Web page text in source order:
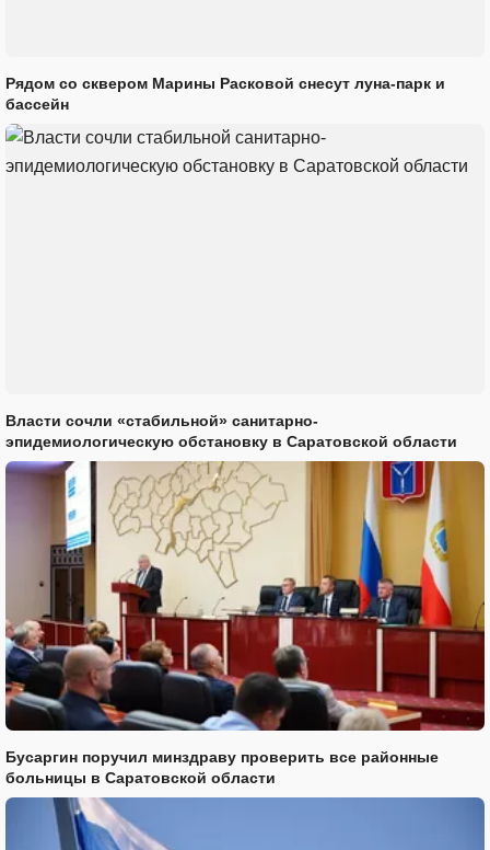
Рядом со сквером Марины Расковой снесут луна-парк и
бассейн
Власти сочли «стабильной» санитарно-
эпидемиологическую обстановку в Саратовской области
Бусаргин поручил минздраву проверить все районные
больницы в Саратовской области